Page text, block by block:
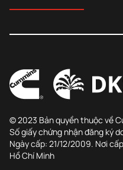
© 2023 Bản quyền thuộc về
Số giấy chứng nhận đăng ký
Ngày cấp: 21/12/2009. Nơi
Hồ Chí Minh